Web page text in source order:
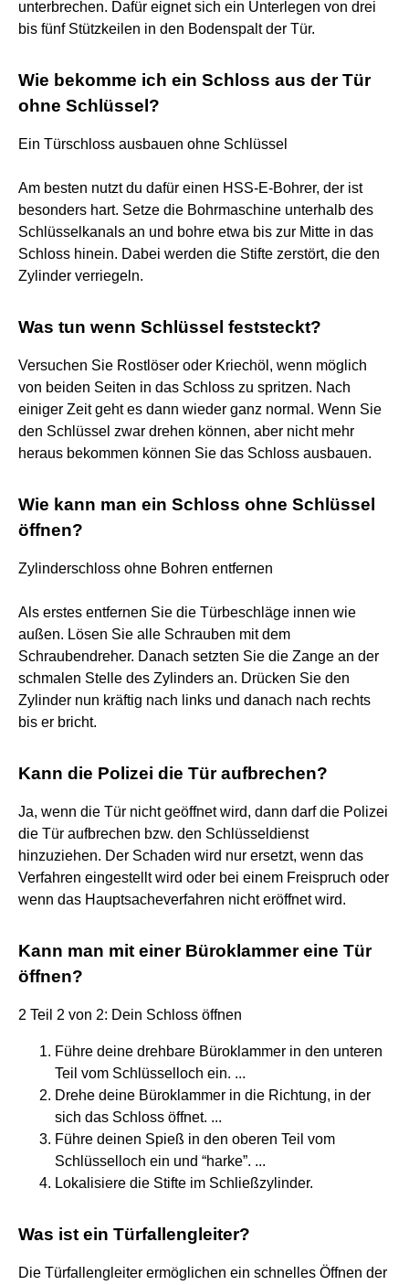
unterbrechen. Dafür eignet sich ein Unterlegen von drei
bis fünf Stützkeilen in den Bodenspalt der Tür.
Wie bekomme ich ein Schloss aus der Tür
ohne Schlüssel?
Ein Türschloss ausbauen ohne Schlüssel
Am besten nutzt du dafür einen HSS-E-Bohrer, der ist
besonders hart. Setze die Bohrmaschine unterhalb des
Schlüsselkanals an und bohre etwa bis zur Mitte in das
Schloss hinein. Dabei werden die Stifte zerstört, die den
Zylinder verriegeln.
Was tun wenn Schlüssel feststeckt?
Versuchen Sie Rostlöser oder Kriechöl, wenn möglich
von beiden Seiten in das Schloss zu spritzen. Nach
einiger Zeit geht es dann wieder ganz normal. Wenn Sie
den Schlüssel zwar drehen können, aber nicht mehr
heraus bekommen können Sie das Schloss ausbauen.
Wie kann man ein Schloss ohne Schlüssel
öffnen?
Zylinderschloss ohne Bohren entfernen
Als erstes entfernen Sie die Türbeschläge innen wie
außen. Lösen Sie alle Schrauben mit dem
Schraubendreher. Danach setzten Sie die Zange an der
schmalen Stelle des Zylinders an. Drücken Sie den
Zylinder nun kräftig nach links und danach nach rechts
bis er bricht.
Kann die Polizei die Tür aufbrechen?
Ja, wenn die Tür nicht geöffnet wird, dann darf die Polizei
die Tür aufbrechen bzw. den Schlüsseldienst
hinzuziehen. Der Schaden wird nur ersetzt, wenn das
Verfahren eingestellt wird oder bei einem Freispruch oder
wenn das Hauptsacheverfahren nicht eröffnet wird.
Kann man mit einer Büroklammer eine Tür
öffnen?
2 Teil 2 von 2: Dein Schloss öffnen
Führe deine drehbare Büroklammer in den unteren
Teil vom Schlüsselloch ein. ...
Drehe deine Büroklammer in die Richtung, in der
sich das Schloss öffnet. ...
Führe deinen Spieß in den oberen Teil vom
Schlüsselloch ein und “harke”. ...
Lokalisiere die Stifte im Schließzylinder.
Was ist ein Türfallengleiter?
Die Türfallengleiter ermöglichen ein schnelles Öffnen der